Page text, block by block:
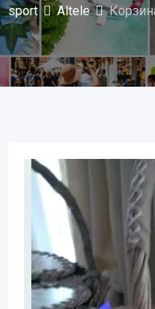
sport
Altele